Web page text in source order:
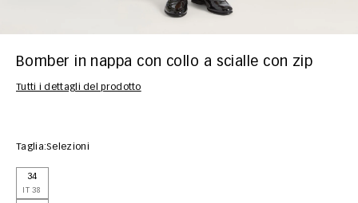
Bomber in nappa con collo a scialle con zip
Tutti i dettagli del prodotto
Taglia:Selezioni
34
IT 38